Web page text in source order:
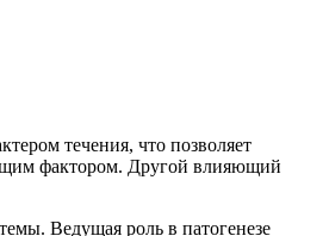
течения, что позволяет
фактором. Другой влияющий
Ведущая роль в патогенезе